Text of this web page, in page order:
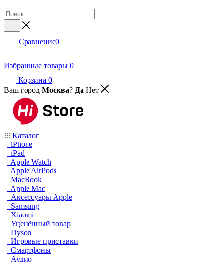
Сравнение0
Избранные товары 0
Корзина 0
Ваш город Москва? Да Нет
Каталог
iPhone
iPad
Apple Watch
Apple AirPods
MacBook
Apple Mac
Аксессуары Apple
Samsung
Xiaomi
Уценённый товар
Dyson
Игровые приставки
Смартфоны
Аудио